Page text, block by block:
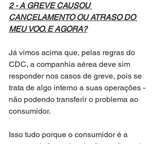
2 - A GREVE CAUSOU
CANCELAMENTO OU ATRASO DO
MEU VOO. E AGORA?
Já vimos acima que, pelas regras do
CDC, a companhia aérea deve sim
responder nos casos de greve, pois se
trata de algo interno a suas operações -
não podendo transferir o problema ao
consumidor.
Isso tudo porque o consumidor é a